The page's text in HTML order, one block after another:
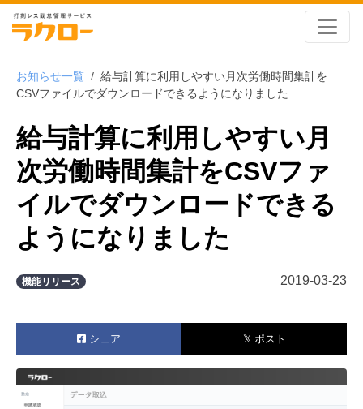
お知らせ一覧 / 給与計算に利用しやすい月次労働時間集計を
CSVファイルでダウンロードできるようになりました
給与計算に利用しやすい月
次労働時間集計をCSVファ
イルでダウンロードできる
ようになりました
機能リリース 2019-03-23
シェア 𝕏 ポスト